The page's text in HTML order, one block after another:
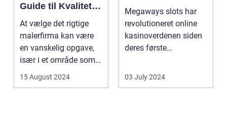
Guide til Kvalitet
og Service
At vælge det rigtige
malerfirma kan være
en vanskelig opgave,
især i et område som
15 August 2024
Megaways slots har
revolutioneret online
kasinoverdenen siden
deres første
spillea...
03 July 2024